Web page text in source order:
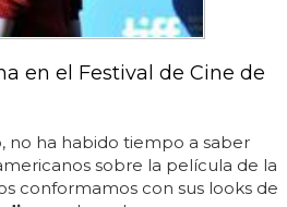
en el Festival de Cine de
no ha habido tiempo a saber
sobre la película de la
conformamos con sus looks de